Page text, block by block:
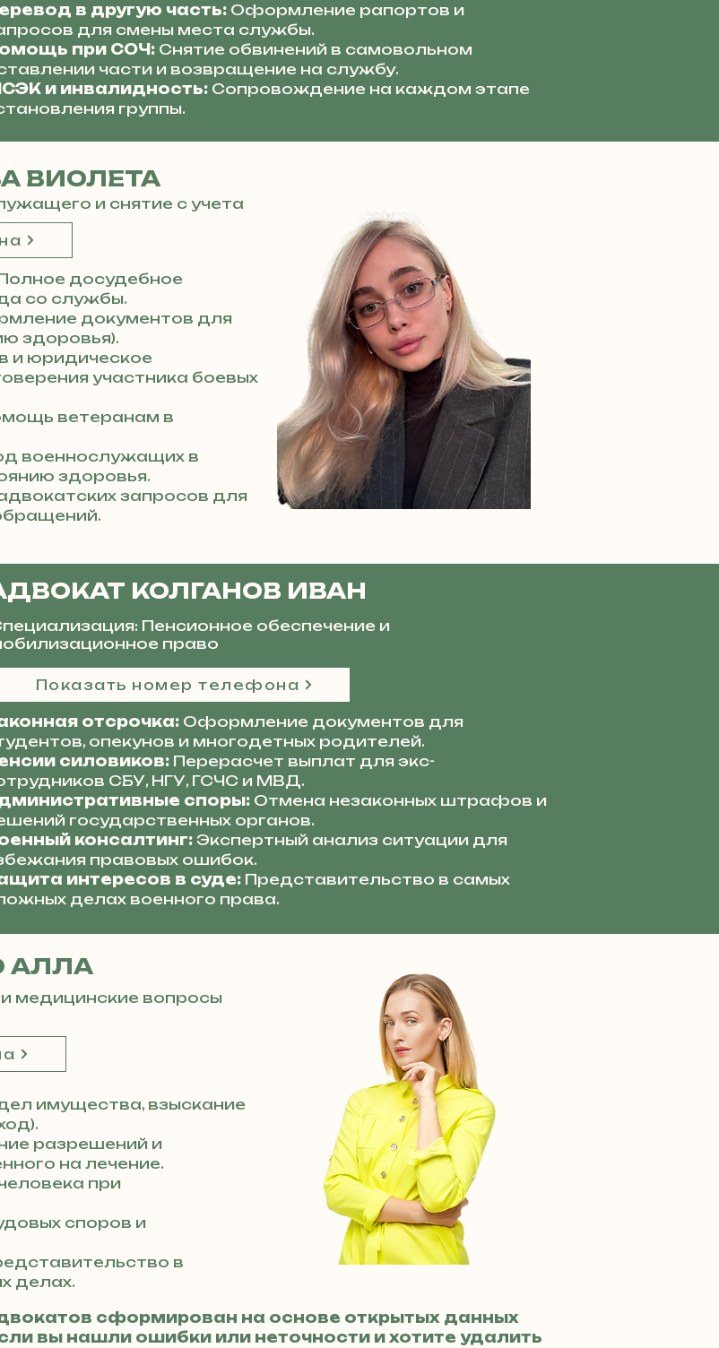
в другую часть: Оформление рапортов и
для смены места службы.
при СОЧ: Снятие обвинений в самовольном
части и возвращение на службу.
и инвалидность: Сопровождение на каждом этапе
группы.
ВИОЛЕТА
и снятие с учета
досудебное
со службы.
документов для
здоровья).
и юридическое
участника боевых
ветеранам в
военнослужащих в
здоровья.
запросов для
КОЛГАНОВ ИВАН
Пенсионное обеспечение и
право
отсрочка: Оформление документов для
опекунов и многодетных родителей.
силовиков: Перерасчет выплат для экс-
СБУ, НГУ, ГСЧС и МВД.
споры: Отмена незаконных штрафов и
государственных органов.
консалтинг: Экспертный анализ ситуации для
правовых ошибок.
интересов в суде: Представительство в самых
делах военного права.
Показать номер телефона
АЛЛА
медицинские вопросы
имущества, взыскание
разрешений и
на лечение.
при
споров и
в
делах.
сформирован на основе открытых данных
вы нашли ошибки или неточности и хотите удалить